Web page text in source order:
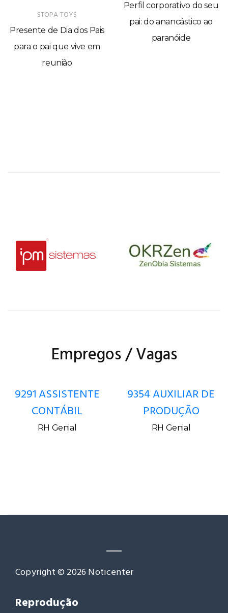
STOPA TOYS
Presente de Dia dos Pais
para o pai que vive em
reunião
Perfil corporativo do seu
pai: do anancástico ao
paranóide
Empregos / Vagas
9291 ASSISTENTE
CONTÁBIL
RH Genial
9354 AUXILIAR DE
PRODUÇÃO
RH Genial
Copyright © 2026 Noticenter
Reprodução